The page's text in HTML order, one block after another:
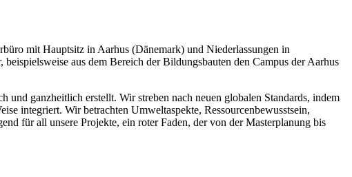
mit Hauptsitz in Aarhus (Dänemark) und Niederlassungen in
aus dem Bereich der Bildungsbauten den Campus der Aarhus
und ganzheitlich erstellt. Wir streben nach neuen globalen Standards, indem
integriert. Wir betrachten Umweltaspekte, Ressourcenbewusstsein,
für all unsere Projekte, ein roter Faden, der von der Masterplanung bis